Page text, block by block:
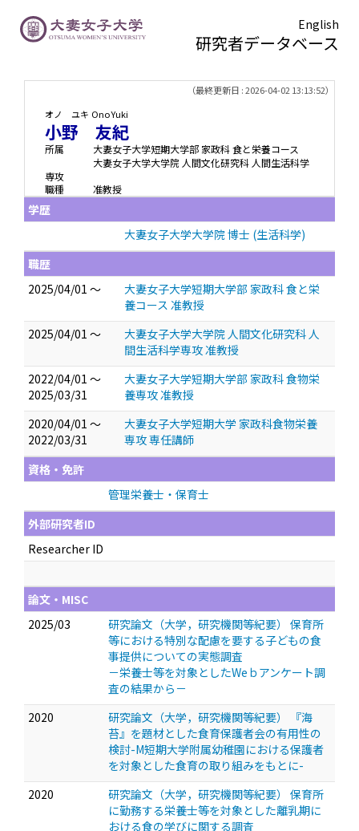
English
研究者データベース
（最終更新日 : 2026-04-02 13:13:52）
オノ ユキ Ono Yuki
小野 友紀
所属
大妻女子大学短期大学部 家政科 食と栄養コース
大妻女子大学大学院 人間文化研究科 人間生活科学
専攻
職種
准教授
学歴
大妻女子大学大学院 博士 (生活科学)
職歴
2025/04/01 ～
大妻女子大学短期大学部 家政科 食と栄
養コース 准教授
2025/04/01 ～
大妻女子大学大学院 人間文化研究科 人
間生活科学専攻 准教授
2022/04/01 ～
2025/03/31
大妻女子大学短期大学部 家政科 食物栄
養専攻 准教授
2020/04/01 ～
2022/03/31
大妻女子大学短期大学 家政科食物栄養
専攻 専任講師
資格・免許
管理栄養士・保育士
外部研究者ID
Researcher ID
論文・MISC
2025/03
研究論文（大学，研究機関等紀要） 保育所
等における特別な配慮を要する子どもの食
事提供についての実態調査
－栄養士等を対象としたWeｂアンケート調
査の結果から－
2020
研究論文（大学，研究機関等紀要） 『海
苔』を題材とした食育保護者会の有用性の
検討-M短期大学附属幼稚園における保護者
を対象とした食育の取り組みをもとに-
2020
研究論文（大学，研究機関等紀要） 保育所
に勤務する栄養士等を対象とした離乳期に
おける食の学びに関する調査